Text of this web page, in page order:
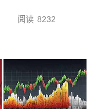
阅读 8232